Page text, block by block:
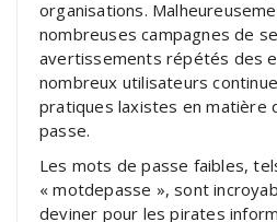
organisations.
nombreuses campagnes de
avertissements répétés des
nombreux utilisateurs
pratiques laxistes en matière
passe.
Les mots de passe faibles,
« motdepasse », sont
deviner pour les pirates